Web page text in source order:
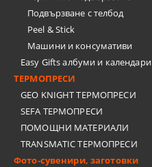
Подвързване с телбод
Peel & Stick
Машини и консумативи
Easy Gifts албуми и календари
ТЕРМОПРЕСИ
GEO KNIGHT ТЕРМОПРЕСИ
SEFA ТЕРМОПРЕСИ
ПОМОЩНИ МАТЕРИАЛИ
TRANSMATIC ТЕРМОПРЕСИ
Фото-сувенири, заготовки